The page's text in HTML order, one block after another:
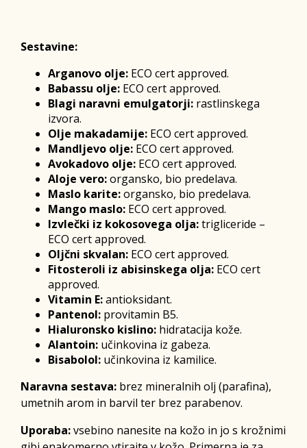
Sestavine:
Arganovo olje: ECO cert approved.
Babassu olje: ECO cert approved.
Blagi naravni emulgatorji: rastlinskega
izvora.
Olje makadamije: ECO cert approved.
Mandljevo olje: ECO cert approved.
Avokadovo olje: ECO cert approved.
Aloje vero:organsko, bio predelava.
Maslo karite:organsko, bio predelava.
Mango maslo: ECO cert approved.
Izvlečki iz kokosovega olja:trigliceride –
ECO cert approved.
Oljčni skvalan: ECO cert approved.
Fitosteroli iz abisinskega olja: ECO cert
approved.
Vitamin E:antioksidant.
Pantenol: provitamin B5.
Hialuronsko kislino: hidratacija kože.
Alantoin: učinkovina iz gabeza.
Bisabolol: učinkovina iz kamilice.
Naravna sestava: brez mineralnih olj (parafina),
umetnih arom in barvil ter brez parabenov.
Uporaba:vsebino nanesite na kožo in jo s krožnimi